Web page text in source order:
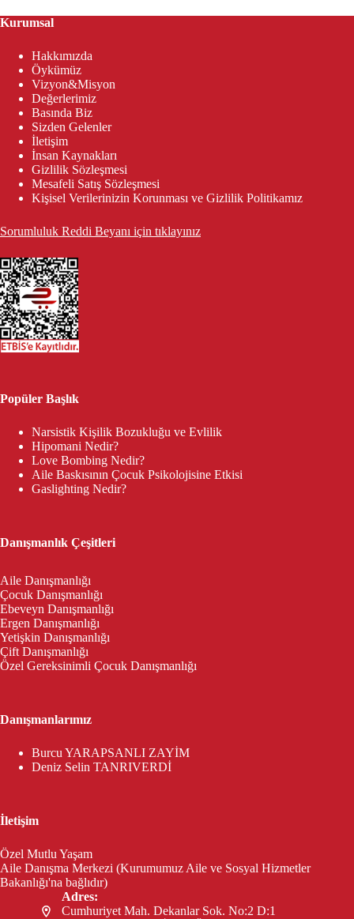
Kurumsal
Hakkımızda
Öykümüz
Vizyon&Misyon
Değerlerimiz
Basında Biz
Sizden Gelenler
İletişim
İnsan Kaynakları
Gizlilik Sözleşmesi
Mesafeli Satış Sözleşmesi
Kişisel Verilerinizin Korunması ve Gizlilik Politikamız
Sorumluluk Reddi Beyanı için tıklayınız
Popüler Başlık
Narsistik Kişilik Bozukluğu ve Evlilik
Hipomani Nedir?
Love Bombing Nedir?
Aile Baskısının Çocuk Psikolojisine Etkisi
Gaslighting Nedir?
Danışmanlık Çeşitleri
Aile Danışmanlığı
Çocuk Danışmanlığı
Ebeveyn Danışmanlığı
Ergen Danışmanlığı
Yetişkin Danışmanlığı
Çift Danışmanlığı
Özel Gereksinimli Çocuk Danışmanlığı
Danışmanlarımız
Burcu YARAPSANLI ZAYİM
Deniz Selin TANRIVERDİ
İletişim
Özel Mutlu Yaşam
Aile Danışma Merkezi (Kurumumuz Aile ve Sosyal Hizmetler
Bakanlığı'na bağlıdır)
Adres:
Cumhuriyet Mah. Dekanlar Sok. No:2 D:1